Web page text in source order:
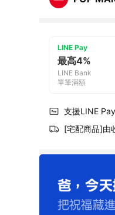
LINE Pay
最高4%
LINE Bank
單筆滿額
支援LINE Pay
[宅配商品]由